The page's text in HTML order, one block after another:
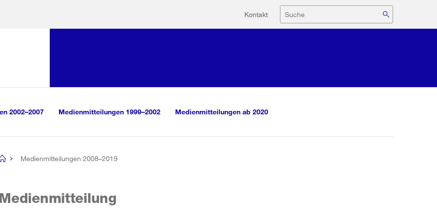
Hilfsnavigation
Kontakt Suche
2002–2007 Medienmitteilungen 1999–2002 Medienmitteilungen ab 2020
Medienmitteilungen 2008–2019